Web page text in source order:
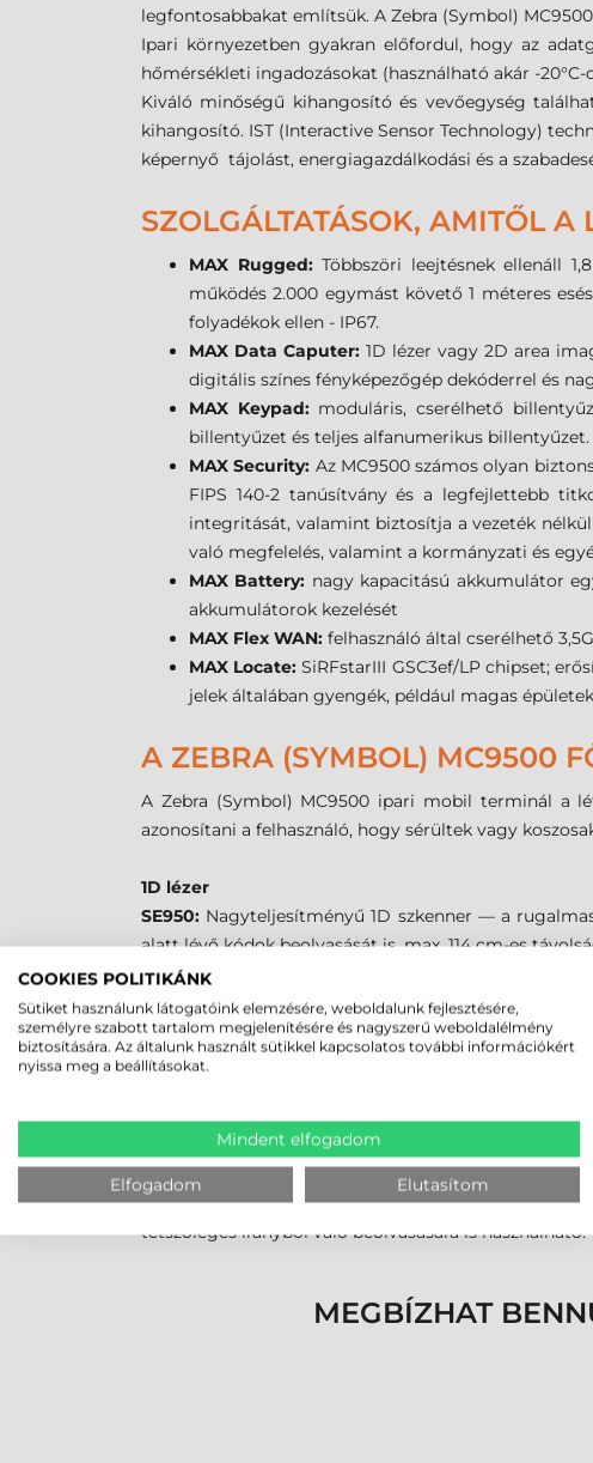
legfontosabbakat említsük. A Zebra (Symbol)
Ipari környezetben gyakran előfordul, hogy az
hőmérsékleti ingadozásokat (használható akár -
Kiváló minőségű kihangosító és vevőegység
kihangosító. IST (Interactive Sensor Technology)
képernyő tájolást, energiagazdálkodási és a
SZOLGÁLTATÁSOK, AMITŐL A
MAX Rugged:Többszöri leejtésnek ellenáll
működés 2.000 egymást követő 1 méteres
folyadékok ellen - IP67.
MAX Data Caputer:1D lézer vagy 2D area
digitális színes fényképezőgép dekóderrel és
MAX Keypad:moduláris, cserélhető
billentyűzet és teljes alfanumerikus billentyűzet.
MAX Security: Az MC9500 számos olyan
FIPS 140-2 tanúsítvány és a legfejlettebb
integritását, valamint biztosítja a vezeték
való megfelelés, valamint a kormányzati és
MAX Battery: nagy kapacitású akkumulátor
akkumulátorok kezelését
MAX Flex WAN: felhasználó által cserélhető
MAX Locate:SiRFstarIII GSC3ef/LP chipset;
jelek általában gyengék, például magas
A ZEBRA (SYMBOL) MC9500
A Zebra (Symbol) MC9500 ipari mobil terminál a
azonosítani a felhasználó, hogy sérültek vagy
1D lézer
SE950: Nagyteljesítményű 1D szkenner — a
alatt lévő kódok beolvasását is, max. 114 cm-es
2D imager
SE4500-SR:Alacsony/közepes sűrűségű 1D/2D
SE4500-DL:Közepes/magas sűrűségű 1D/2D
okmányokon található, nagyméretű PDF
SE4500-HD/DPM:
A nagy sűrűségű 1D és 2D
követéshez alkalmazott, közvetlen alkatrész
tetszőleges irányból való beolvasására is használható.
MEGBÍZHAT
COOKIES POLITIKÁNK
Sütiket használunk látogatóink elemzésére, weboldalunk fejlesztésére,
személyre szabott tartalom megjelenítésére és nagyszerű weboldalélmény
biztosítására. Az általunk használt sütikkel kapcsolatos további információkért
nyissa meg a beállításokat.
Mindent elfogadom
Elfogadom Elutasítom